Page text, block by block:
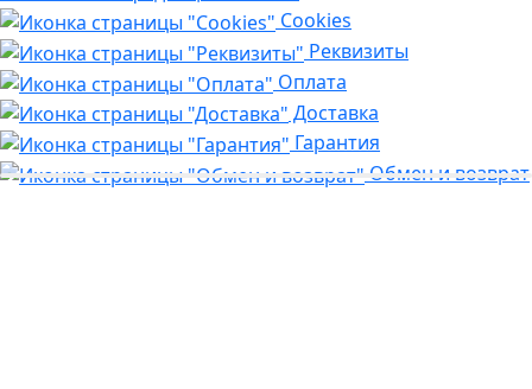
Cookies
Реквизиты
Оплата
Доставка
Гарантия
Обмен и возврат